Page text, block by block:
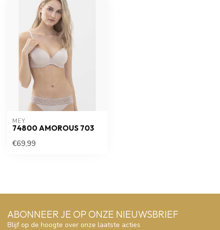
MEY
74800 AMOROUS 703
€69,99
ABONNEER JE OP ONZE NIEUWSBRIEF
Blijf op de hoogte over onze laatste acties